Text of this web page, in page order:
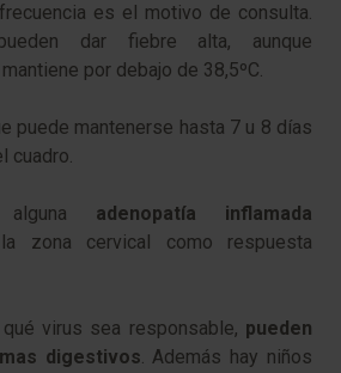
es el motivo de consulta.
dar fiebre alta, aunque
por debajo de 38,5ºC.
puede mantenerse hasta 7 u 8 días
cuadro.
alguna adenopatía inflamada
la zona cervical como respuesta
virus sea responsable, pueden
digestivos. Además hay niños